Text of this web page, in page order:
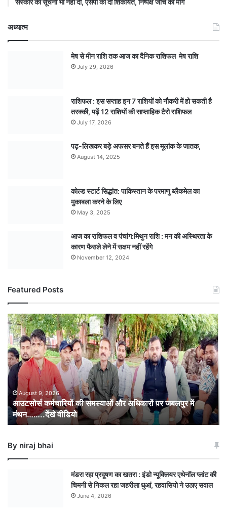
अध्यात्म
मेष से मीन राशि तक आज का दैनिक राशिफल मेष राशि
July 29, 2026
राशिफल : इस सप्ताह इन 7 राशियों को नौकरी में हो सकती है
तरक्की, पढ़ें 12 राशियों की साप्ताहिक टैरो राशिफल
July 17, 2026
पढ़-लिखकर बड़े अफसर बनते हैं इस मूलांक के जातक,
August 14, 2025
कोल्ड स्टार्ट सिद्धांत: पाकिस्तान के परमाणु ब्लैकमेल का
मुकाबला करने के लिए
May 3, 2025
आज का राशिफल व पंचांग:मिथुन राशि : मन की अस्थिरता के
कारण फैसले लेने में सक्षम नहीं रहेंगे
November 12, 2024
Featured Posts
आउटसोर्स
कर्मचारियों
की
समस्याओं
और
अधिकारों
पर
जबलपुर
मंथन……..देंखे
वीडियो
August 9, 2026
आउटसोर्स कर्मचारियों की समस्याओं और अधिकारों पर जबलपुर में
मंथन……..देंखे वीडियो
By niraj bhai
मंडरा रहा प्रदूषण का खतरा : इंडो न्यूक्लियर एथेनॉल प्लांट की
चिमनी से निकल रहा जहरीला धुआं, रहवासियो ने उठाए सवाल
June 4, 2026